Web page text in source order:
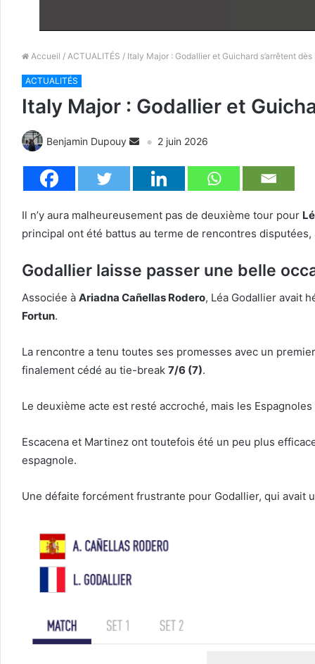
Accueil / ACTUALITÉS / Italy Major : Godallier et Guichard s’arrêtent
ACTUALITÉS
Italy Major : Godallier et
Benjamin Dupouy 2 juin 2026
Il n’y aura malheureusement pas de deuxième tour pour
principal ont été battus au terme de rencontres
Godallier laisse passer une belle
Associée à Ariadna Cañellas Rodero, Léa Godallier avait
Fortun.
La rencontre a tenu toutes ses promesses avec un
finalement cédé au tie-break 7/6 (7).
Le deuxième acte est resté accroché, mais les
Escacena et Martinez ont toutefois été un peu plus
espagnole.
Une défaite forcément frustrante pour Godallier, qui avait